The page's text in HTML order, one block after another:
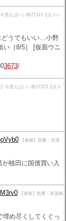
今買えばいい株27323【次スレ
どうでもいい…小野
い［8/5］ [仮面ウニ
3673/
】今買えばいい株27323【次ス
【速報】急騰・急落
植田に国債買い入
【速報】急騰・急落銘
め尽くしてくぐっ